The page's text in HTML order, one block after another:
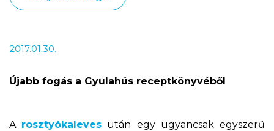
2017.01.30.
Újabb fogás a Gyulahús receptkönyvéből
A rosztyókaleves után egy ugyancsak egyszerű